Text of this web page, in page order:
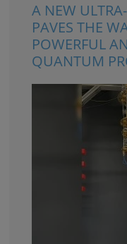
A NEW
PAVES THE
POWERFUL
QUANTUM